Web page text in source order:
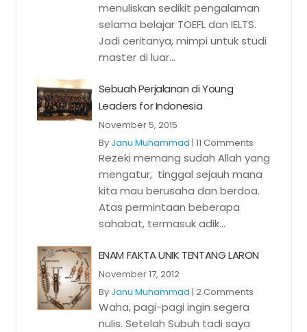
menuliskan sedikit pengalaman
selama belajar TOEFL dan IELTS.
Jadi ceritanya, mimpi untuk studi
master di luar...
Sebuah Perjalanan di Young
Leaders for Indonesia
November 5, 2015
By Janu Muhammad | 11 Comments
Rezeki memang sudah Allah yang
mengatur, tinggal sejauh mana
kita mau berusaha dan berdoa.
Atas permintaan beberapa
sahabat, termasuk adik...
ENAM FAKTA UNIK TENTANG LARON
November 17, 2012
By Janu Muhammad | 2 Comments
Waha, pagi-pagi ingin segera
nulis. Setelah Subuh tadi saya